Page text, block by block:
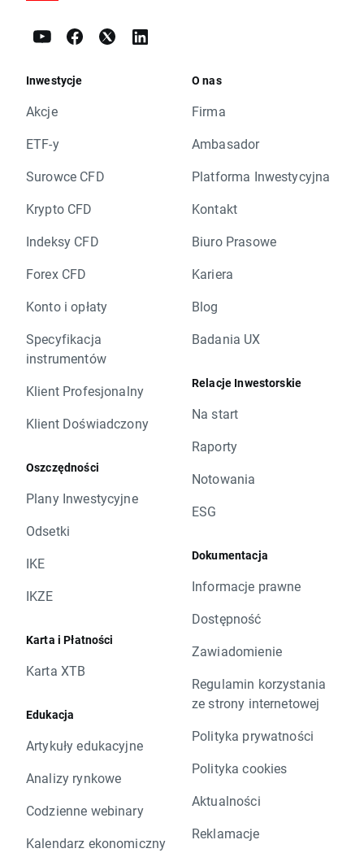
Inwestycje
Akcje
ETF-y
Surowce CFD
Krypto CFD
Indeksy CFD
Forex CFD
Konto i opłaty
Specyfikacja
instrumentów
Klient Profesjonalny
Klient Doświadczony
Oszczędności
Plany Inwestycyjne
Odsetki
IKE
IKZE
Karta i Płatności
Karta XTB
Edukacja
Artykuły edukacyjne
Analizy rynkowe
Codzienne webinary
Kalendarz ekonomiczny
O nas
Firma
Ambasador
Platforma Inwestycyjna
Kontakt
Biuro Prasowe
Kariera
Blog
Badania UX
Relacje Inwestorskie
Na start
Raporty
Notowania
ESG
Dokumentacja
Informacje prawne
Dostępność
Zawiadomienie
Regulamin korzystania
ze strony internetowej
Polityka prywatności
Polityka cookies
Aktualności
Reklamacje